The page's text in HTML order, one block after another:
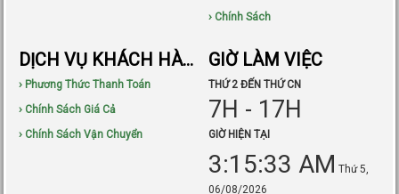
› Chính Sách
DỊCH VỤ KHÁCH HÀNG
› Phương Thức Thanh Toán
› Chính Sách Giá Cả
› Chính Sách Vận Chuyển
GIỜ LÀM VIỆC
THỨ 2 ĐẾN THỨ CN
7H - 17H
GIỜ HIỆN TẠI
3:15:34 AM Thứ 5,
06/08/2026